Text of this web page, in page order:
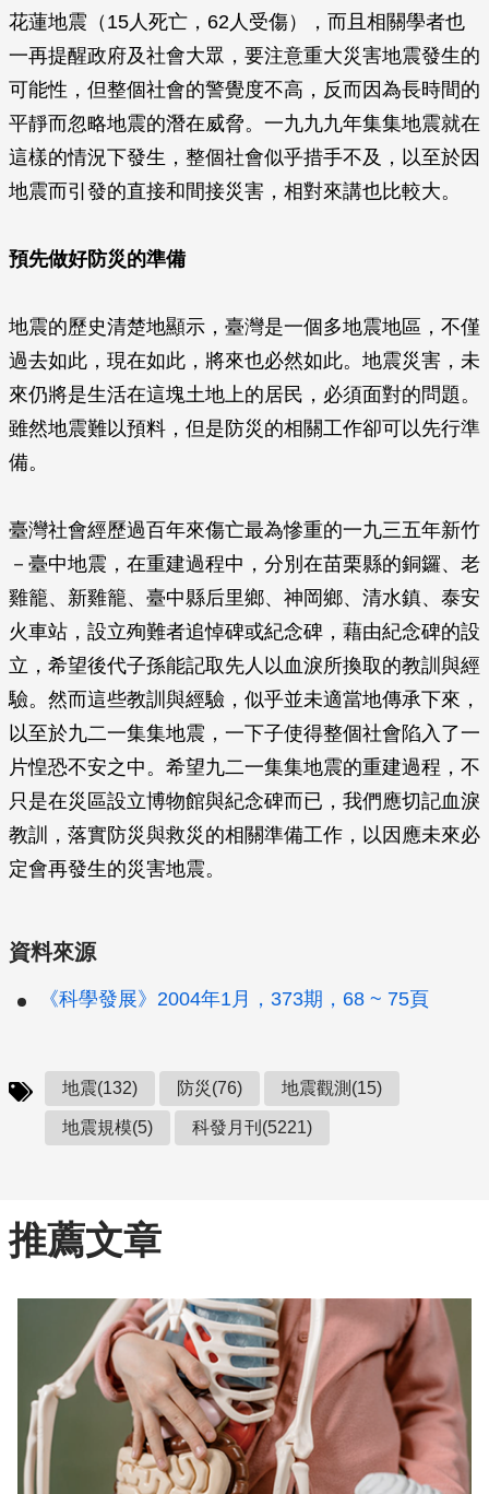
花蓮地震（15人死亡，62人受傷），而且相關學者也
一再提醒政府及社會大眾，要注意重大災害地震發生的
可能性，但整個社會的警覺度不高，反而因為長時間的
平靜而忽略地震的潛在威脅。一九九九年集集地震就在
這樣的情況下發生，整個社會似乎措手不及，以至於因
地震而引發的直接和間接災害，相對來講也比較大。
預先做好防災的準備
地震的歷史清楚地顯示，臺灣是一個多地震地區，不僅
過去如此，現在如此，將來也必然如此。地震災害，未
來仍將是生活在這塊土地上的居民，必須面對的問題。
雖然地震難以預料，但是防災的相關工作卻可以先行準
備。
臺灣社會經歷過百年來傷亡最為慘重的一九三五年新竹
－臺中地震，在重建過程中，分別在苗栗縣的銅鑼、老
雞籠、新雞籠、臺中縣后里鄉、神岡鄉、清水鎮、泰安
火車站，設立殉難者追悼碑或紀念碑，藉由紀念碑的設
立，希望後代子孫能記取先人以血淚所換取的教訓與經
驗。然而這些教訓與經驗，似乎並未適當地傳承下來，
以至於九二一集集地震，一下子使得整個社會陷入了一
片惶恐不安之中。希望九二一集集地震的重建過程，不
只是在災區設立博物館與紀念碑而已，我們應切記血淚
教訓，落實防災與救災的相關準備工作，以因應未來必
定會再發生的災害地震。
資料來源
《科學發展》2004年1月，373期，68 ~ 75頁
地震(132) 防災(76) 地震觀測(15)
地震規模(5) 科發月刊(5221)
推薦文章